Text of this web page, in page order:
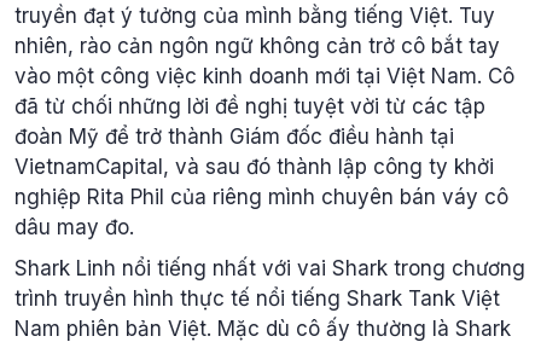
truyền đạt ý tưởng của mình bằng tiếng Việt. Tuy
nhiên, rào cản ngôn ngữ không cản trở cô bắt tay
vào một công việc kinh doanh mới tại Việt Nam. Cô
đã từ chối những lời đề nghị tuyệt vời từ các tập
đoàn Mỹ để trở thành Giám đốc điều hành tại
VietnamCapital, và sau đó thành lập công ty khởi
nghiệp Rita Phil của riêng mình chuyên bán váy cô
dâu may đo.
Shark Linh nổi tiếng nhất với vai Shark trong chương
trình truyền hình thực tế nổi tiếng Shark Tank Việt
Nam phiên bản Việt. Mặc dù cô ấy thường là Shark